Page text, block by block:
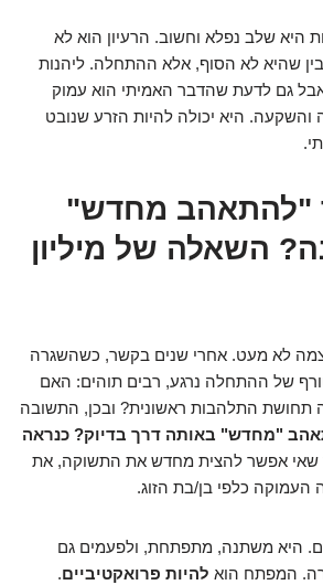
שלב נפלא וחשוב. הרעיון הוא לא
שהיא לא הסוף, אלא ההתחלה. ליהנות
גם לדעת שהדבר האמיתי הוא עמוק
והשקעה. היא יכולה להיות הזרע שנובט
"להתאהב מחדש"
השאלה של מיליון
לא מעט. אחרי שנים בקשר, כשהשגרה
של ההתחלה נרגע, רבים תוהים: האם
תחושת התלהבות ראשונית? ובכן, התשובה
"מחדש" באותה דרך בדיוק? כנראה
שאי אפשר להצית מחדש את התשוקה, את
כלפי בן/בת הזוג.
היא משתנה, מתפתחת, ולפעמים גם
המפתח הוא להיות פרואקטיביים.